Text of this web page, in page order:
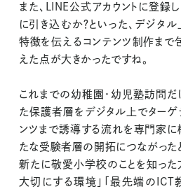
また、LINE公式アカウントに登録
に引き込むか？といった、デジタ
特徴を伝えるコンテンツ制作まで
えた点が大きかったですね。
これまでの幼稚園・幼児塾訪問
た保護者層をデジタル上でターゲ
ンツまで誘導する流れを専門家に
たな受験者層の開拓につながった
新たに敬愛小学校のことを知った
大切にする環境」「最先端のICT